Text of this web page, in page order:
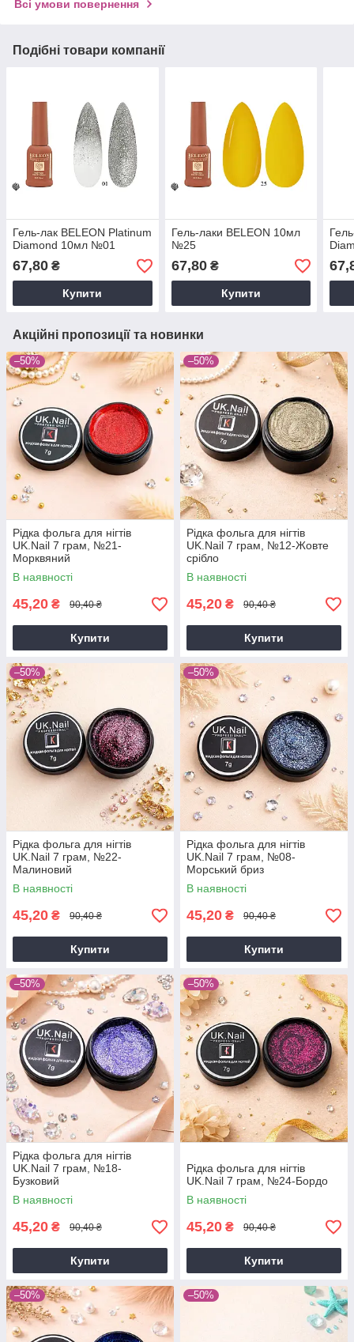
Всі умови повернення
Подібні товари компанії
Гель-лак BELEON Platinum
Diamond 10мл №01
67,80 ₴
Купити
Гель-лаки BELEON 10мл
№25
67,80₴
Купити
Акційні пропозиції та новинки
–50%
Рідка фольга для нігтів
UK.Nail 7 грам, №21-
Морквяний
В наявності
45,20 ₴ 90,40 ₴
Купити
–50%
Рідка фольга для нігтів
UK.Nail 7 грам, №12-Жовте
срібло
В наявності
45,20 ₴ 90,40 ₴
Купити
–50%
Рідка фольга для нігтів
UK.Nail 7 грам, №22-
Малиновий
В наявності
45,20 ₴ 90,40 ₴
Купити
–50%
Рідка фольга для нігтів
UK.Nail 7 грам, №08-
Морський бриз
В наявності
45,20 ₴ 90,40 ₴
Купити
–50%
Рідка фольга для нігтів
UK.Nail 7 грам, №18-
Бузковий
В наявності
45,20 ₴ 90,40 ₴
Купити
–50%
Рідка фольга для нігтів
UK.Nail 7 грам, №24-Бордо
В наявності
45,20 ₴ 90,40 ₴
Купити
–50% –50%